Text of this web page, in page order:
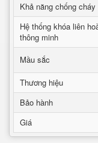
Khả năng chống cháy
Hệ thống khóa liên
thông minh
Mầu sắc
Thương hiệu
Bảo hành
Giá